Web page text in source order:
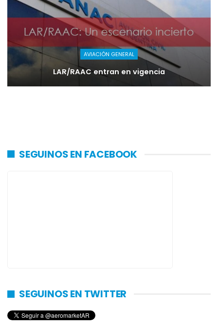
AVIACIÓN GENERAL
LAR/RAAC entran en vigencia
SEGUINOS EN FACEBOOK
SEGUINOS EN TWITTER